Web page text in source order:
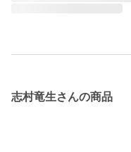
志村竜生さんの商品